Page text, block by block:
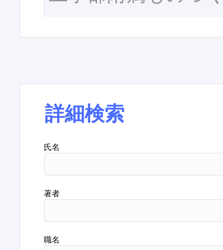
詳細検索
氏名
著者
職名